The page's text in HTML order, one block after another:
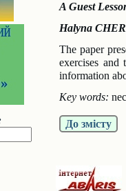
A Guest
Halyna
The paper
exercises and
information
Key words:
До змісту